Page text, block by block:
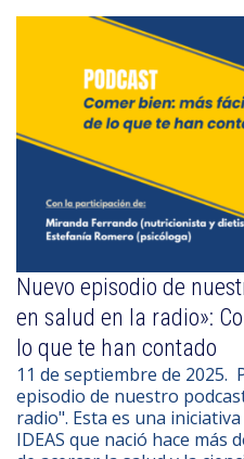
Nuevo episodio de
en salud en la radio»:
lo que te han contado
11 de septiembre de 2025.
episodio de nuestro
radio". Esta es una
IDEAS que nació hace más